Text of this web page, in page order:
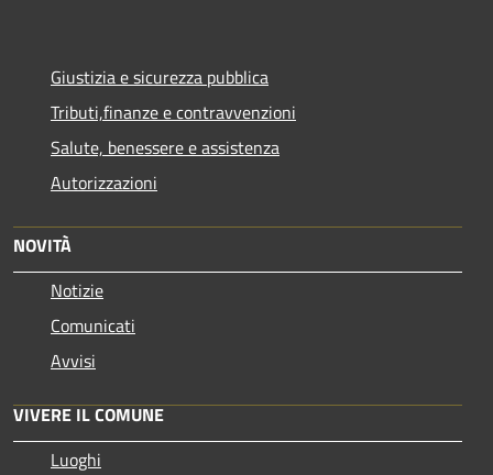
Giustizia e sicurezza pubblica
Tributi,finanze e contravvenzioni
Salute, benessere e assistenza
Autorizzazioni
NOVITÀ
Notizie
Comunicati
Avvisi
VIVERE IL COMUNE
Luoghi